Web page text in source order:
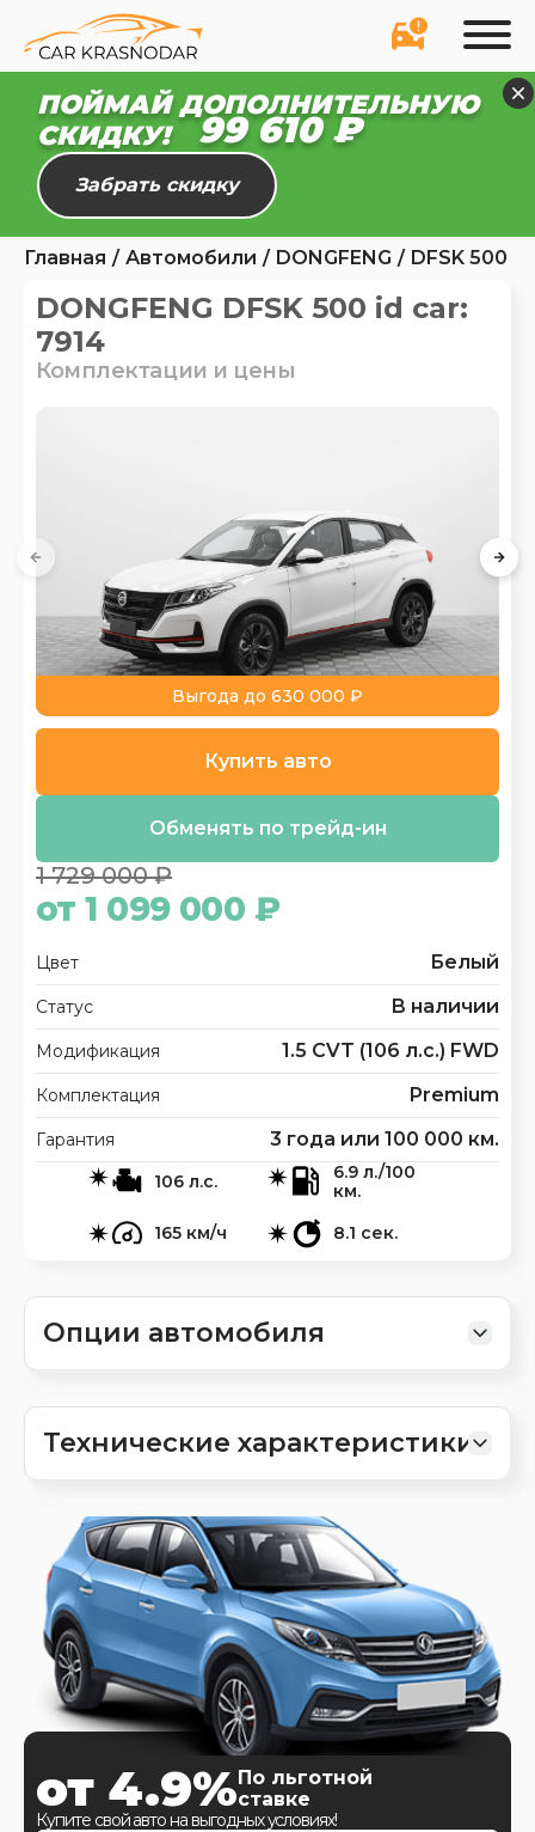
ПОЙМАЙ ДОПОЛНИТЕЛЬНУЮ
СКИДКУ!
99 610 ₽
Забрать скидку
Главная Автомобили DONGFENG DFSK 500
DONGFENG DFSK 500 id car:
7914
Комплектации и цены
1 729 000 ₽
от 1 099 000 ₽
Выгода до 630 000 ₽
106 л.с.
6.9 л./100
км.
165 км/ч
8.1 сек.
Цвет Белый
Статус В наличии
Модификация 1.5 CVT (106 л.с.) FWD
Комплектация Premium
Гарантия 3 года или 100 000 км.
Купить авто
Обменять по трейд-ин
Опции автомобиля
Технические характеристики
от 4.9%По льготной
ставке
Купите свой авто на выгодных условиях!